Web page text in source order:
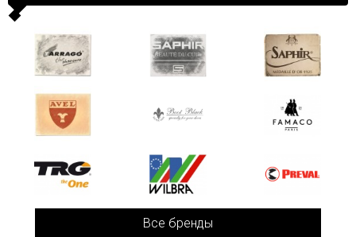
Все бренды